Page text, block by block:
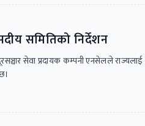
समितिको निर्देशन
सेवा प्रदायक कम्पनी एनसेलले राज्यलाई